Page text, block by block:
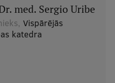
med. Sergio Uribe
Vispārējās
katedra